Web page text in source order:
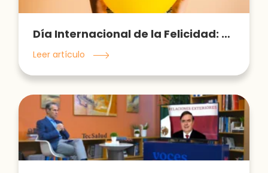
Día Internacional de la Felicidad: un compromiso para todos los días
Leer artículo